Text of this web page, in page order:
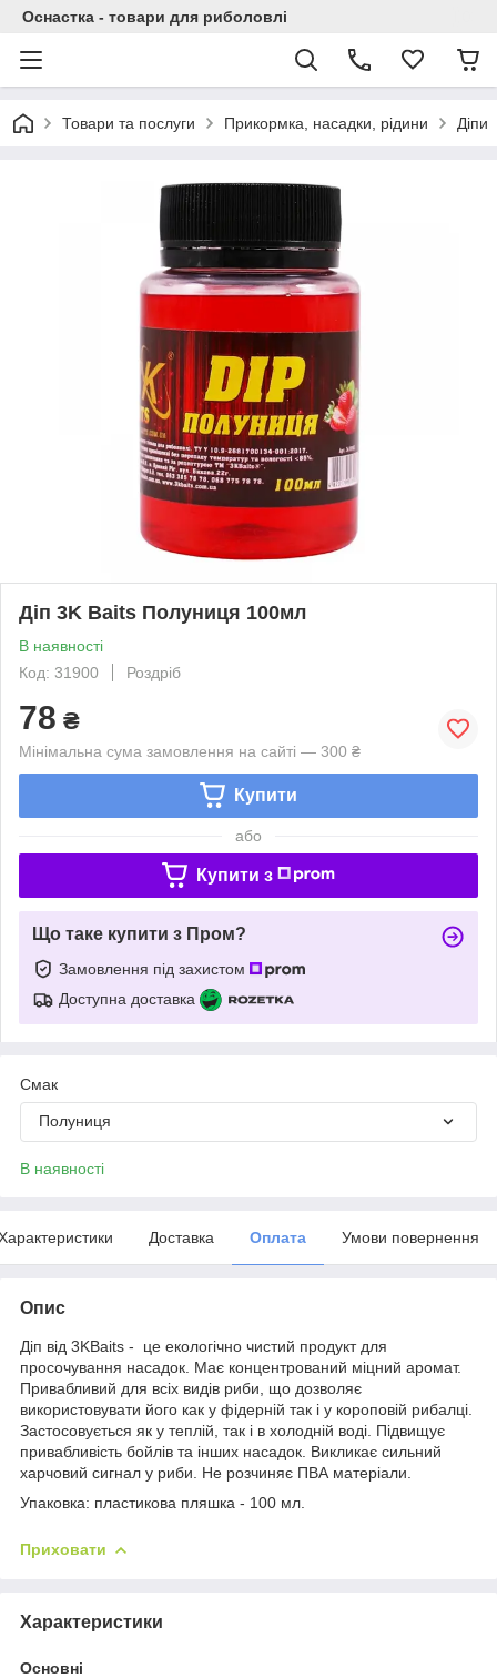
Оснастка - товари для риболовлі
Товари та послуги Прикормка, насадки, рідини Діпи
Діп 3K Baits Полуниця 100мл
В наявності
Код: 31900
Роздріб
78 ₴
Мінімальна сума замовлення на сайті — 300 ₴
Купити
або
Купити з
Що таке купити з Пром?
Замовлення під захистом
Доступна доставка
Смак
Полуниця
В наявності
Доставка Оплата Умови повернення
Опис
Діп від 3KBaits - це екологічно чистий продукт для
просочування насадок. Має концентрований міцний аромат.
Привабливий для всіх видів риби, що дозволяє
використовувати його как у фідерній так і у короповій рибалці.
Застосовується як у теплій, так і в холодній воді. Підвищує
привабливість бойлів та інших насадок. Викликає сильний
харчовий сигнал у риби. Не розчиняє ПВА матеріали.
Упаковка: пластикова пляшка - 100 мл.
Приховати
Характеристики
Основні